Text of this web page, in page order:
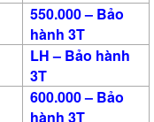
550.000 – Bảo
hành 3T
LH – Bảo hành
3T
600.000 – Bảo
hành 3T